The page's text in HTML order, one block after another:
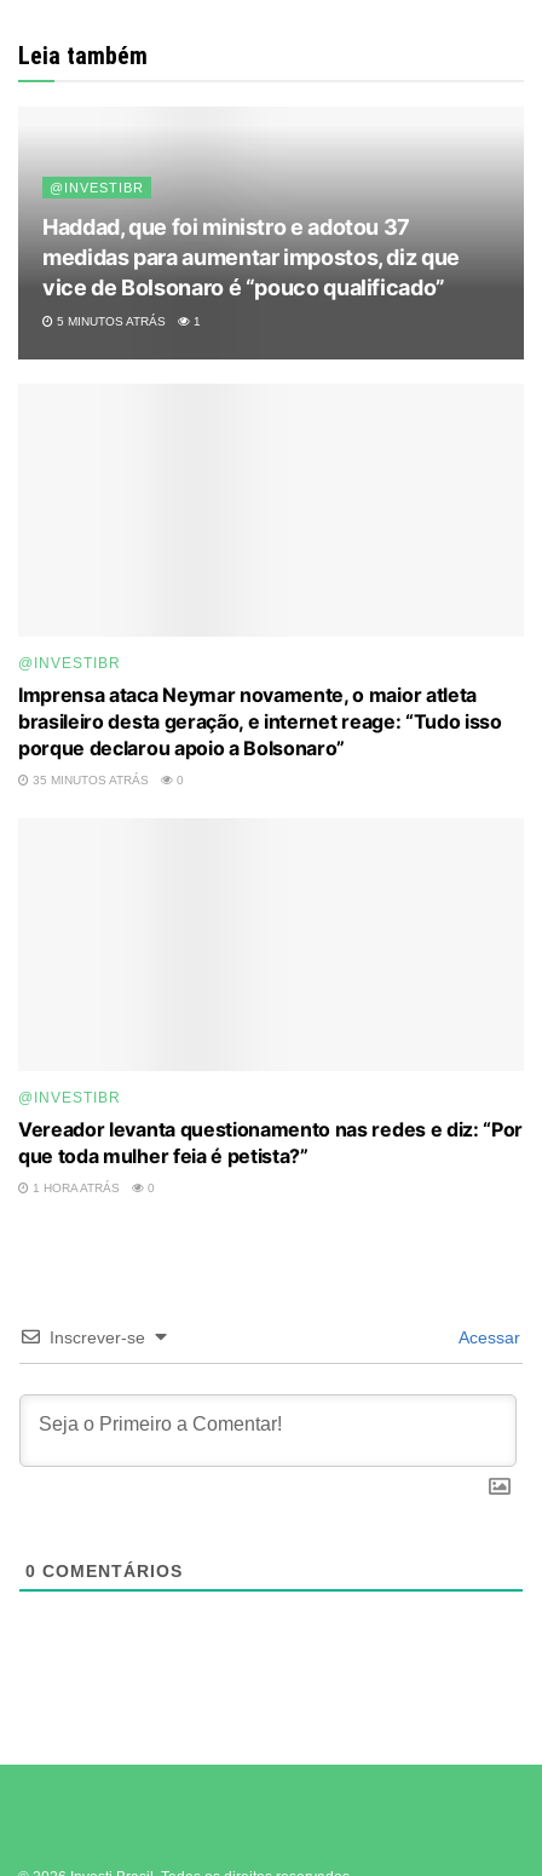
Leia também
@INVESTIBR
Haddad, que foi ministro e adotou 37
medidas para aumentar impostos, diz que
vice de Bolsonaro é “pouco qualificado”
5 MINUTOS ATRÁS 1
@INVESTIBR
Imprensa ataca Neymar novamente, o maior atleta
brasileiro desta geração, e internet reage: “Tudo isso
porque declarou apoio a Bolsonaro”
35 MINUTOS ATRÁS 0
@INVESTIBR
Vereador levanta questionamento nas redes e diz: “Por
que toda mulher feia é petista?”
1 HORA ATRÁS 0
Inscrever-se Acessar
0 COMENTÁRIOS